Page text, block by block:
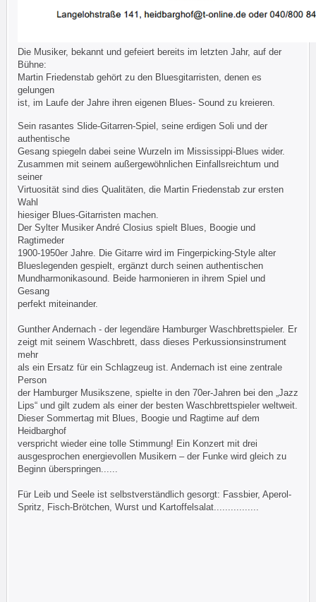
Die Musiker, bekannt und gefeiert bereits im letzten Jahr, auf der
Bühne:
Martin Friedenstab gehört zu den Bluesgitarristen, denen es
gelungen
ist, im Laufe der Jahre ihren eigenen Blues- Sound zu kreieren.
Sein rasantes Slide-Gitarren-Spiel, seine erdigen Soli und der
authentische
Gesang spiegeln dabei seine Wurzeln im Mississippi-Blues wider.
Zusammen mit seinem außergewöhnlichen Einfallsreichtum und
seiner
Virtuosität sind dies Qualitäten, die Martin Friedenstab zur ersten
Wahl
hiesiger Blues-Gitarristen machen.
Der Sylter Musiker André Closius spielt Blues, Boogie und
Ragtimeder
1900-1950er Jahre. Die Gitarre wird im Fingerpicking-Style alter
Blueslegenden gespielt, ergänzt durch seinen authentischen
Mundharmonikasound. Beide harmonieren in ihrem Spiel und
Gesang
perfekt miteinander.
Gunther Andernach - der legendäre Hamburger Waschbrettspieler. Er
zeigt mit seinem Waschbrett, dass dieses Perkussionsinstrument
mehr
als ein Ersatz für ein Schlagzeug ist. Andernach ist eine zentrale
Person
der Hamburger Musikszene, spielte in den 70er-Jahren bei den „Jazz
Lips“ und gilt zudem als einer der besten Waschbrettspieler weltweit.
Dieser Sommertag mit Blues, Boogie und Ragtime auf dem
Heidbarghof
verspricht wieder eine tolle Stimmung! Ein Konzert mit drei
ausgesprochen energievollen Musikern – der Funke wird gleich zu
Beginn überspringen......
Für Leib und Seele ist selbstverständlich gesorgt: Fassbier, Aperol-
Spritz, Fisch-Brötchen, Wurst und Kartoffelsalat................